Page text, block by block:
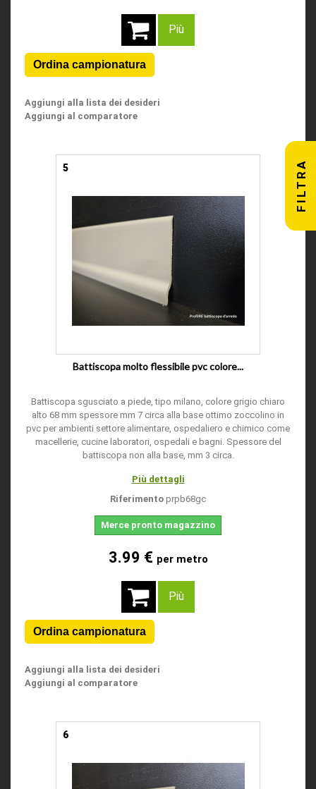
FILTRA
Più
Aggiungi alla lista dei desideri
Aggiungi al comparatore
5
Battiscopa molto flessibile pvc colore...
Battiscopa sgusciato a piede, tipo milano, colore grigio chiaro
alto 68 mm spessore mm 7 circa alla base ottimo zoccolino in
pvc per ambienti settore alimentare, ospedaliero e chimico come
macellerie, cucine laboratori, ospedali e bagni. Spessore del
battiscopa non alla base, mm 3 circa.
Più dettagli
Riferimento prpb68gc
Merce pronto magazzino
3.99 € per metro
Più
Aggiungi alla lista dei desideri
Aggiungi al comparatore
6